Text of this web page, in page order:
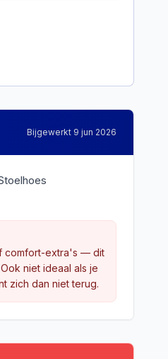
Bijgewerkt 9 jun 2026
comfort-extra's — dit
niet ideaal als je
zich dan niet terug.